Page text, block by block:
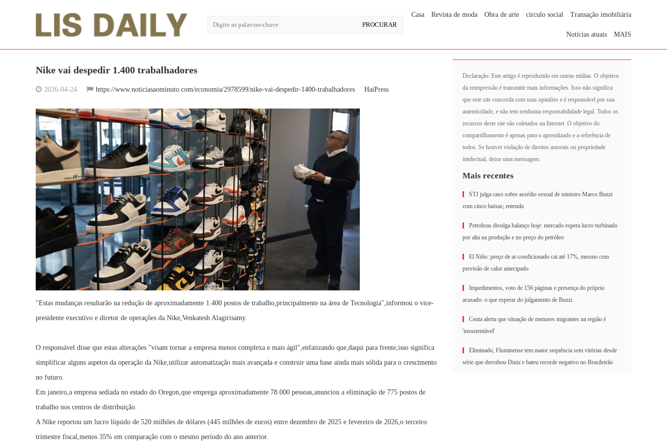
Casa Revista de moda Obra de arte círculo social Transação imobiliária
Notícias atuais MAIS
Nike vai despedir 1.400 trabalhadores
2026-04-24 https://www.noticiasaominuto.com/economia/2978599/nike-vai-despedir-1400-trabalhadores HaiPress
"Estas mudanças resultarão na redução de aproximadamente 1.400 postos de trabalho,principalmente na área de Tecnologia",informou o vice-
presidente executivo e diretor de operações da Nike,Venkatesh Alagirisamy.
O responsável disse que estas alterações "visam tornar a empresa menos complexa e mais ágil",enfatizando que,daqui para frente,isso significa
simplificar alguns aspetos da operação da Nike,utilizar automatização mais avançada e construir uma base ainda mais sólida para o crescimento
no futuro.
Em janeiro,a empresa sediada no estado do Oregon,que emprega aproximadamente 78.000 pessoas,anunciou a eliminação de 775 postos de
trabalho nos centros de distribuição.
A Nike reportou um lucro líquido de 520 milhões de dólares (445 milhões de euros) entre dezembro de 2025 e fevereiro de 2026,o terceiro
trimestre fiscal,menos 35% em comparação com o mesmo período do ano anterior.
Declaração: Este artigo é reproduzido em outras mídias. O objetivo
da reimpressão é transmitir mais informações. Isso não significa
que este site concorda com suas opiniões e é responsável por sua
autenticidade, e não tem nenhuma responsabilidade legal. Todos os
recursos deste site são coletados na Internet. O objetivo do
compartilhamento é apenas para o aprendizado e a referência de
todos. Se houver violação de direitos autorais ou propriedade
intelectual, deixe uma mensagem.
Mais recentes
STJ julga caso sobre assédio sexual de ministro Marco Buzzi
com cinco baixas; entenda
Petrobras divulga balanço hoje: mercado espera lucro turbinado
por alta na produção e no preço do petróleo
El Niño: preço de ar-condicionado cai até 17%, mesmo com
previsão de calor antecipado
Impedimentos, voto de 156 páginas e presença do próprio
acusado: o que esperar do julgamento de Buzzi
Ceuta alerta que situação de menores migrantes na região é
'insustentável'
Eliminado, Fluminense tem maior sequência sem vitórias desde
série que derrubou Diniz e bateu recorde negativo no Brasileirão